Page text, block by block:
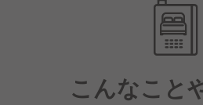
こんなこと